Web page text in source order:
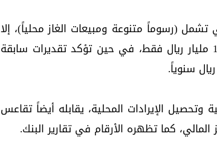
تشمل (رسوماً متنوعة ومبيعات الغاز محلياً)، إلا
أن تقرير البنك يقول إنها بلغت في 2024 نحو 120 مليار ريال فقط، في حين تؤكد تقديرات سابقة
الإيرادات المحلية، يقابله أيضاً تقاعس
كما تظهره الأرقام في تقارير البنك.